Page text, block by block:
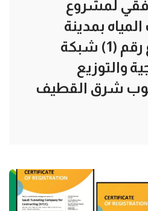
لمشروع
بمدينة
الدمام – مشروع رقم (1) شبكة
والتوزيع
شرق القطيف